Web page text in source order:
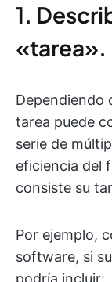
1.
«tarea».
Dependiendo
tarea puede
serie de
eficiencia del
consiste su
Por ejemplo,
software, si
podría incluir: